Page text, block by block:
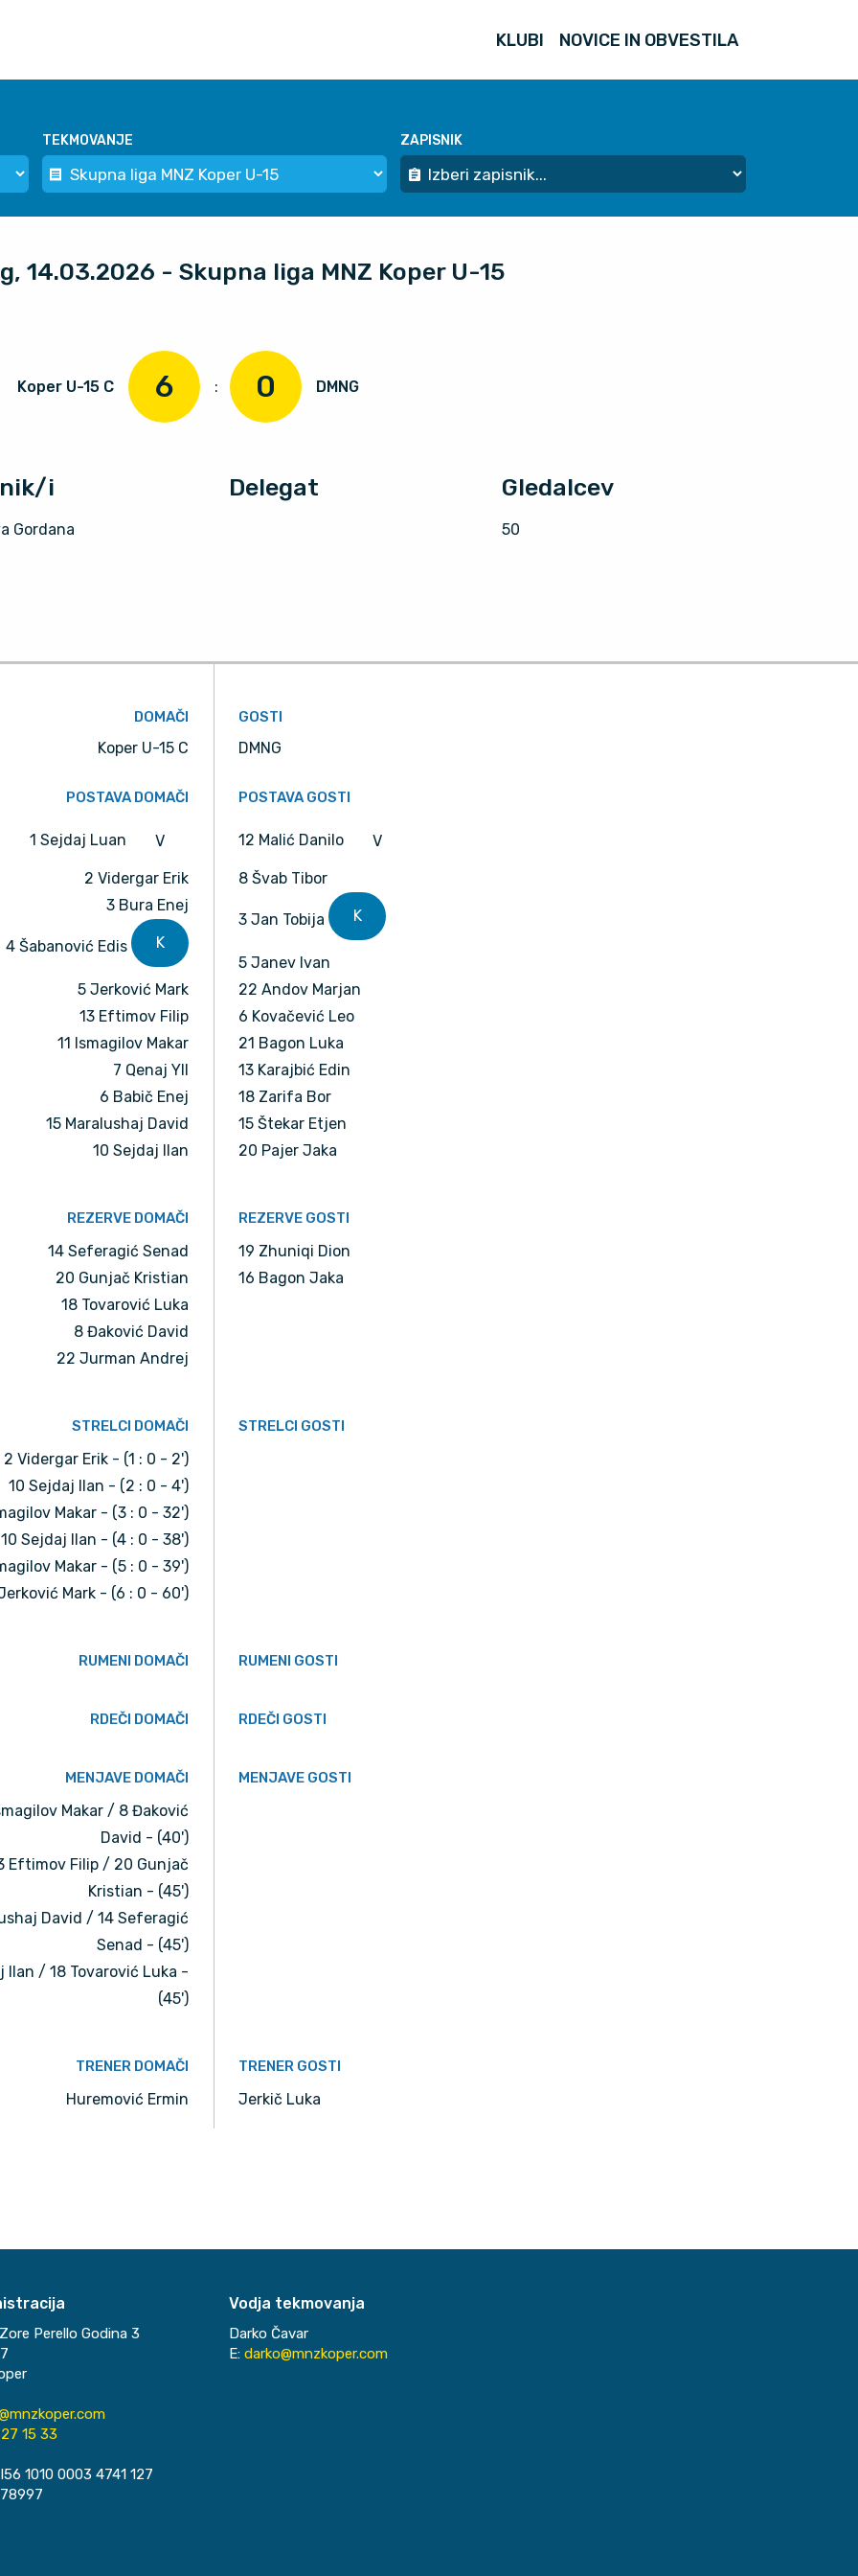
KLUBI NOVICE IN OBVESTILA
TEKMOVANJE ZAPISNIK
14.03.2026 - Skupna liga MNZ Koper U-15
Koper U-15 C 6 : 0 DMNG
i
Gordana
Delegat Gledalcev
50
DOMAČI
Koper U-15 C
GOSTI
DMNG
POSTAVA DOMAČI
1 Sejdaj Luan V
2 Vidergar Erik
3 Bura Enej
4 Šabanović Edis K
5 Jerković Mark
13 Eftimov Filip
11 Ismagilov Makar
7 Qenaj Yll
6 Babič Enej
15 Maralushaj David
10 Sejdaj Ilan
POSTAVA GOSTI
12 Malić Danilo V
8 Švab Tibor
3 Jan Tobija K
5 Janev Ivan
22 Andov Marjan
6 Kovačević Leo
21 Bagon Luka
13 Karajbić Edin
18 Zarifa Bor
15 Štekar Etjen
20 Pajer Jaka
REZERVE DOMAČI
14 Seferagić Senad
20 Gunjač Kristian
18 Tovarović Luka
8 Đaković David
22 Jurman Andrej
REZERVE GOSTI
19 Zhuniqi Dion
16 Bagon Jaka
STRELCI DOMAČI
2 Vidergar Erik - (1 : 0 - 2')
10 Sejdaj Ilan - (2 : 0 - 4')
Makar - (3 : 0 - 32')
10 Sejdaj Ilan - (4 : 0 - 38')
Makar - (5 : 0 - 39')
Mark - (6 : 0 - 60')
STRELCI GOSTI
RUMENI DOMAČI RUMENI GOSTI
RDEČI DOMAČI RDEČI GOSTI
MENJAVE DOMAČI
Makar / 8 Đaković
David - (40')
Eftimov Filip / 20 Gunjač
Kristian - (45')
David / 14 Seferagić
Senad - (45')
Ilan / 18 Tovarović Luka -
(45')
MENJAVE GOSTI
TRENER DOMAČI
Huremović Ermin
TRENER GOSTI
Jerkič Luka
Perello Godina 3
15 33
1010 0003 4741 127
Vodja tekmovanja
Darko Čavar
E: darko@mnzkoper.com